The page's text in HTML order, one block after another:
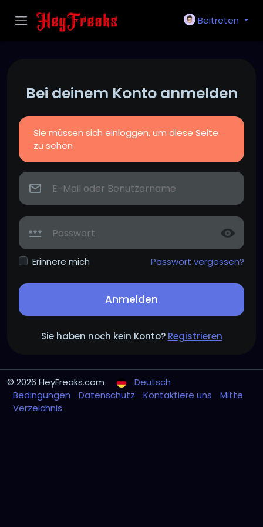
Beitreten
Bei deinem Konto anmelden
Sie müssen sich einloggen, um diese Seite
zu sehen
Erinnere mich Passwort vergessen?
Anmelden
Sie haben noch kein Konto? Registrieren
© 2026 HeyFreaks.com
Deutsch
Bedingungen
Datenschutz Kontaktiere uns
Mitte
Verzeichnis